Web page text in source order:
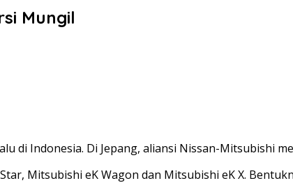
Mungil
di Indonesia. Di Jepang, aliansi Nissan-Mitsubishi
Mitsubishi eK Wagon dan Mitsubishi eK X.